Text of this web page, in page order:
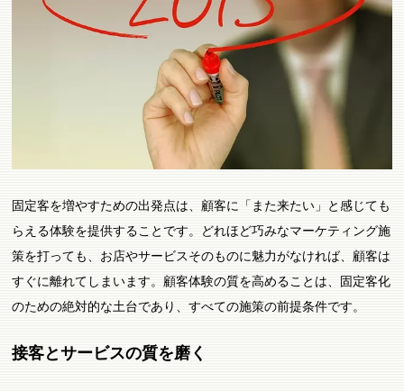
固定客を増やすための出発点は、顧客に「また来たい」と感じても
らえる体験を提供することです。どれほど巧みなマーケティング施
策を打っても、お店やサービスそのものに魅力がなければ、顧客は
すぐに離れてしまいます。顧客体験の質を高めることは、固定客化
のための絶対的な土台であり、すべての施策の前提条件です。
接客とサービスの質を磨く